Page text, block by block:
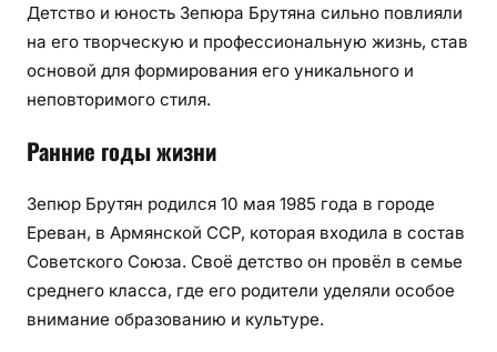
Детство и юность Зепюра Брутяна сильно повлияли
на его творческую и профессиональную жизнь, став
основой для формирования его уникального и
неповторимого стиля.
Ранние годы жизни
Зепюр Брутян родился 10 мая 1985 года в городе
Ереван, в Армянской ССР, которая входила в состав
Советского Союза. Своё детство он провёл в семье
среднего класса, где его родители уделяли особое
внимание образованию и культуре.